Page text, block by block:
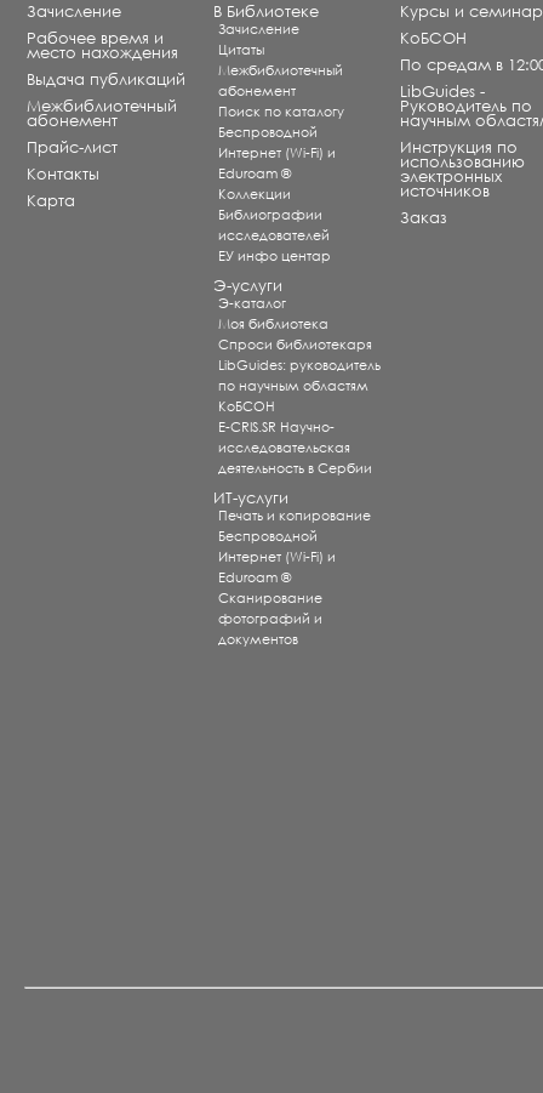
Зачисление
Рабочее время и
место нахождения
Выдача публикаций
Межбиблиотечный
абонемент
Прайс-лист
Контакты
Карта
В Библиотеке
Зачисление
Цитаты
Межбиблиотечный
абонемент
Поиск по каталогу
Беспроводной
Интернет (Wi-Fi) и
Eduroam ®
Коллекции
Библиографии
исследователей
ЕУ инфо центар
Э-услуги
Э-каталог
Моя библиотека
Спроси библиотекаря
LibGuides: руководитель
по научным областям
КоБСОН
E-CRIS.SR Научно-
исследовательская
деятельность в Сербии
ИТ-услуги
Печать и копирование
Беспроводной
Интернет (Wi-Fi) и
Eduroam ®
Сканирование
фотографий и
документов
Курсы и
КоБСОН
По средам в
LibGuides -
Руководитель по
научным
Инструкция по
использованию
электронных
источников
Заказ